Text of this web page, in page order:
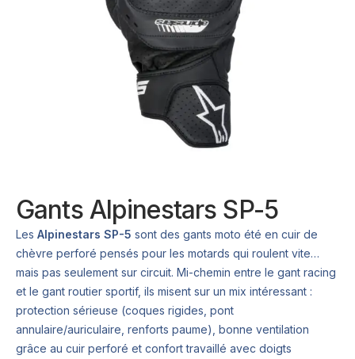
Gants Alpinestars SP-5
Les Alpinestars SP-5 sont des gants moto été en cuir de
chèvre perforé pensés pour les motards qui roulent vite…
mais pas seulement sur circuit. Mi-chemin entre le gant racing
et le gant routier sportif, ils misent sur un mix intéressant :
protection sérieuse (coques rigides, pont
annulaire/auriculaire, renforts paume), bonne ventilation
grâce au cuir perforé et confort travaillé avec doigts